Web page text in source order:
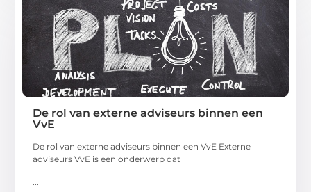
De rol van externe adviseurs binnen een
VvE
De rol van externe adviseurs binnen een VvE Externe
adviseurs VvE is een onderwerp dat